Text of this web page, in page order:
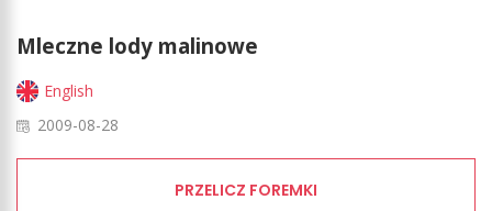
LŻEJSZE / ZDROWSZE
Mleczne lody malinowe
English
2009-08-28
PRZELICZ FOREMKI